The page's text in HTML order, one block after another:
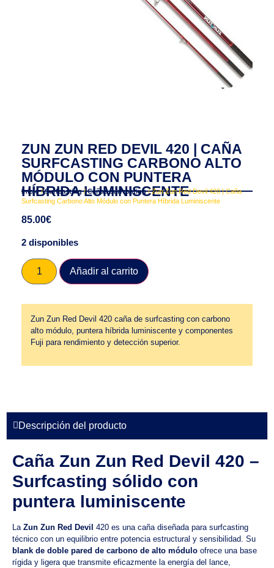
ZUN ZUN RED DEVIL 420 | CAÑA
SURFCASTING CARBONO ALTO
MÓDULO CON PUNTERA
HÍBRIDA LUMINISCENTE
Inicio/Surfcasting/Cañas surfcasting/ Zun Zun Red Devil 420 | Caña
Surfcasting Carbono Alto Módulo con Puntera Híbrida Luminiscente
85.00€
2 disponibles
Añadir al carrito
Zun Zun Red Devil 420 caña de surfcasting con carbono
alto módulo, puntera híbrida luminiscente y componentes
Fuji para rendimiento y detección superior.
Descripción del producto
Caña Zun Zun Red Devil 420 –
Surfcasting sólido con
puntera luminiscente
La Zun Zun Red Devil 420 es una caña diseñada para surfcasting
técnico con un equilibrio entre potencia estructural y sensibilidad. Su
blank de doble pared de carbono de alto módulo ofrece una base
rígida y ligera que transmite eficazmente la energía del lance,